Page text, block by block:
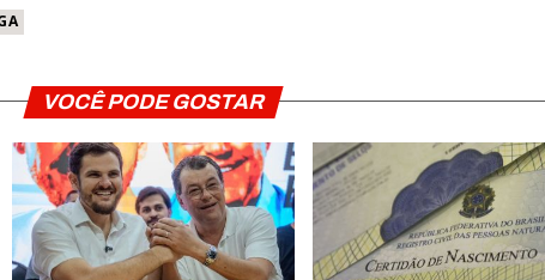
VOCÊ PODE GOSTAR